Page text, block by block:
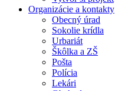
Organizácie a kontakty
Obecný úrad
Sokolie krídla
Urbariát
Škôlka a ZŠ
Pošta
Polícia
Lekári